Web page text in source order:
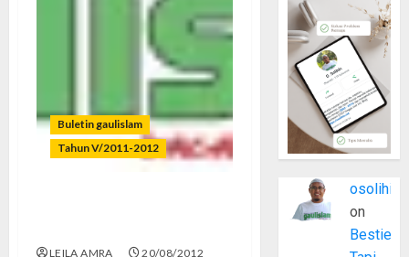
Buletin gaulislam
Tahun V/2011-2012
LEILA AMRA
20/08/2012
osolihin
on
Bestie